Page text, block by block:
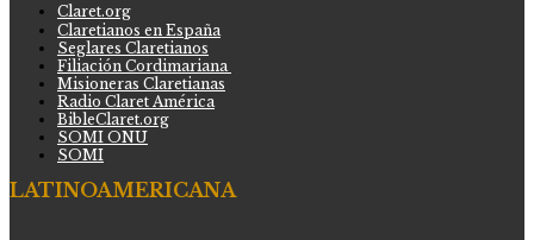
Claret.org
Claretianos en España
Seglares Claretianos
Filiación Cordimariana
Misioneras Claretianas
Radio Claret América
BibleClaret.org
SOMI ONU
SOMI
LATINOAMERICANA